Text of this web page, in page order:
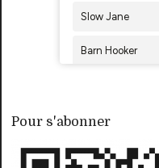
Pour s'abonner